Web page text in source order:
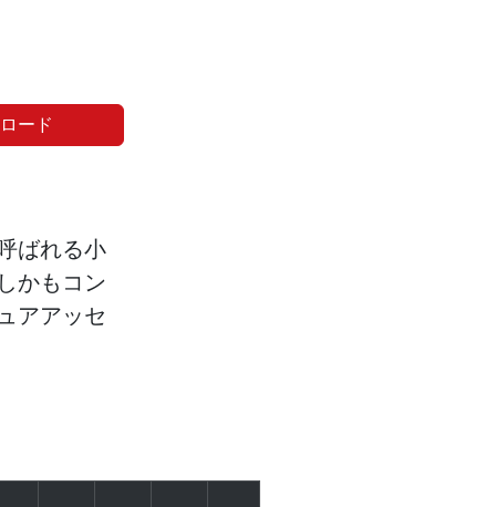
ード
ばれる小
かもコン
アアッセ